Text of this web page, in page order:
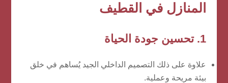
المنازل في القطيف
1. تحسين جودة الحياة
علاوة على ذلك التصميم الداخلي الجيد يُساهم في خلق
بيئة مريحة وعملية.